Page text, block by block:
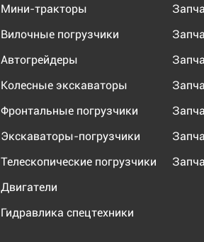
Мини-тракторы
Вилочные погрузчики
Автогрейдеры
Колесные экскаваторы
Фронтальные погрузчики
Экскаваторы-погрузчики
Телескопические погрузчики
Двигатели
Гидравлика спецтехники